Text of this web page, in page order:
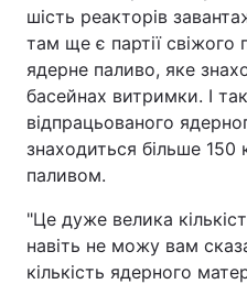
шість реакторів
там ще є партії свіжого
ядерне паливо, яке
басейнах витримки. І
відпрацьованого
знаходиться більше 150
паливом.
"Це дуже велика
навіть не можу вам
кількість ядерного